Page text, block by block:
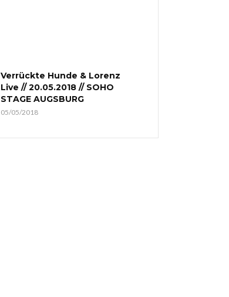
Verrückte Hunde & Lorenz
Live // 20.05.2018 // SOHO
STAGE AUGSBURG
05/05/2018